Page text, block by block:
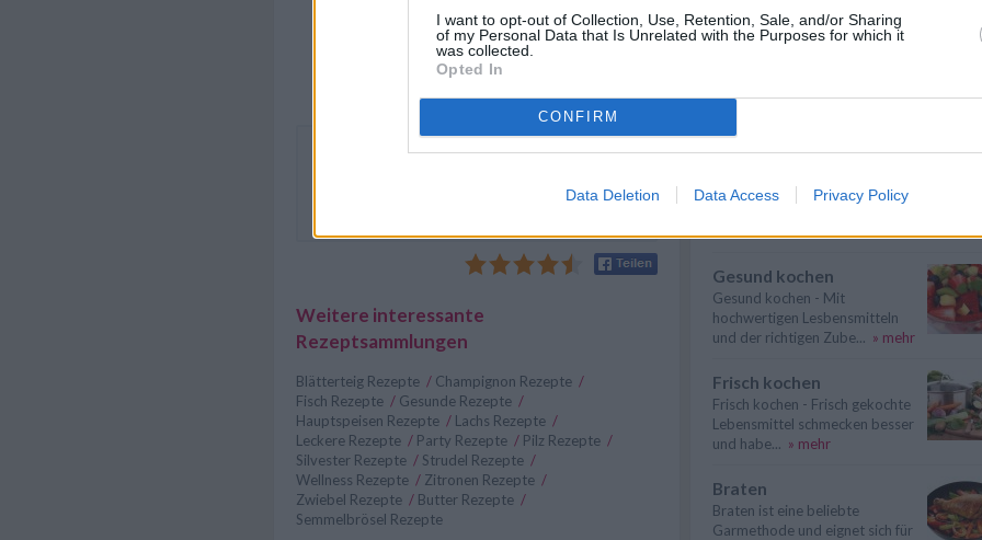
I want to opt-out of Collection, Use, Retention, Sale, and/or Sharing
of my Personal Data that Is Unrelated with the Purposes for which it
was collected.
Opted In
CONFIRM
Data Deletion Data Access Privacy Policy
des Filets, das im Kern rosa bleiben sollte.
Den Lachsstrudel mit Champignons als Beilage
servieren und erst am Tisch aufschneiden, damit
Weitere interessante
Rezeptsammlungen
Blätterteig Rezepte / Champignon Rezepte /
Fisch Rezepte / Gesunde Rezepte /
Hauptspeisen Rezepte / Lachs Rezepte /
Leckere Rezepte / Party Rezepte / Pilz Rezepte /
Silvester Rezepte / Strudel Rezepte /
Wellness Rezepte / Zitronen Rezepte /
Zwiebel Rezepte / Butter Rezepte /
Semmelbrösel Rezepte
anders zube... » mehr
werden und bleiben: Das hört
Gemüse kochen - Gemüse ist
Gesund kochen
Gesund kochen - Mit
hochwertigen Lesbensmitteln
und der richtigen Zube... » mehr
Frisch kochen
Frisch kochen - Frisch gekochte
Lebensmittel schmecken besser
und habe... » mehr
Braten
Braten ist eine beliebte
Garmethode und eignet sich für